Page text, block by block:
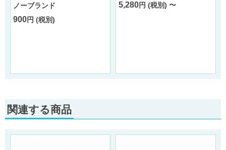
ノーブランド
900円 (税別)
5,280円 (税別) 〜
関連する商品